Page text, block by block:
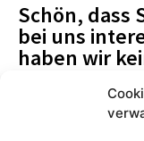
Schön, dass
bei uns
haben wir